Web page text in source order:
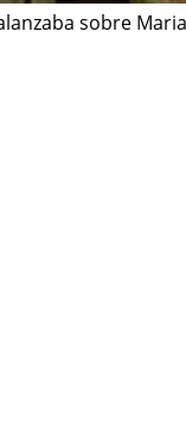
sobre